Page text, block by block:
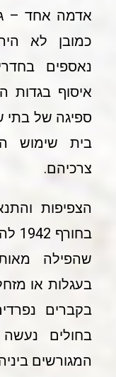
אדמה אחד –
כמובן לא
נאספים
איסוף בגדות
ספיגה של בתי
בית שימוש
צרכיהם.
הצפיפות
שהפילה
בעגלות או
בקברים
בחולים
המגורשים